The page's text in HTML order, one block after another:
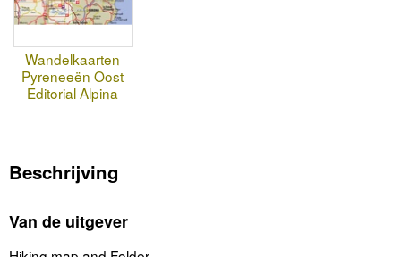
Wandelkaarten
Pyreneeën Oost
Editorial Alpina
Beschrijving
Van de uitgever